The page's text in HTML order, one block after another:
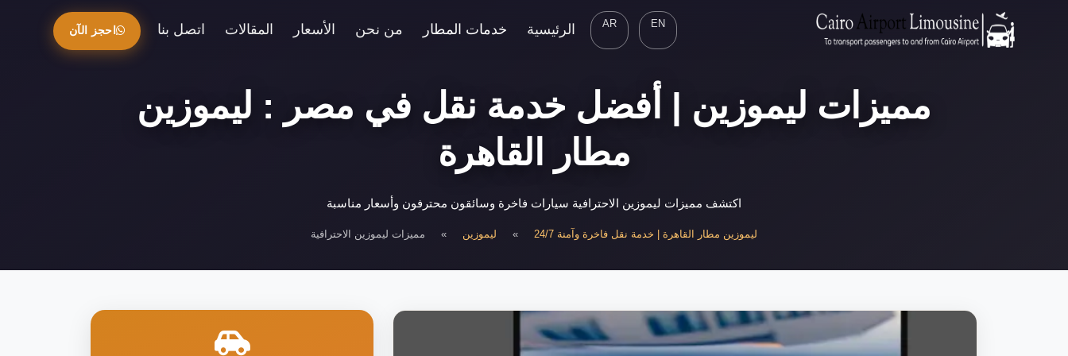
EN
AR الرئيسية خدمات المطار من نحن الأسعار المقالات اتصل بنا احجز الآن
مميزات ليموزين | أفضل خدمة نقل في مصر : ليموزين
مطار القاهرة
اكتشف مميزات ليموزين الاحترافية سيارات فاخرة وسائقون محترفون وأسعار مناسبة
ليموزين مطار القاهرة | خدمة نقل فاخرة وآمنة 24/7 » ليموزين » مميزات ليموزين الاحترافية